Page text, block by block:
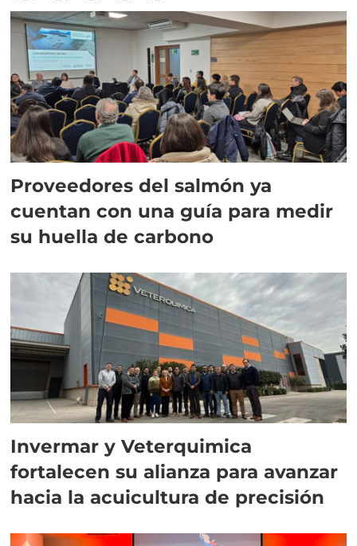
Proveedores del salmón ya
cuentan con una guía para medir
su huella de carbono
Invermar y Veterquimica
fortalecen su alianza para avanzar
hacia la acuicultura de precisión